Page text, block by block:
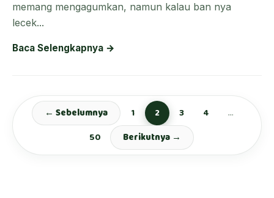
memang mengagumkan, namun kalau ban nya
lecek...
Baca Selengkapnya →
Posts pagination
← Sebelumnya 1 2 3 4
…
50
Berikutnya →